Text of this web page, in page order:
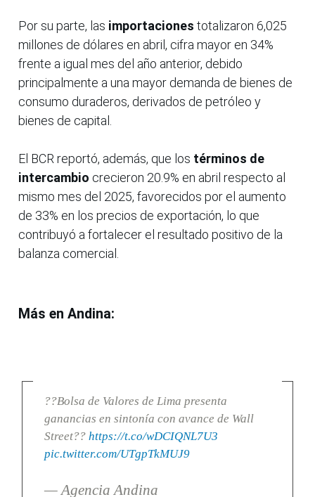
Por su parte, las importaciones totalizaron 6,025
millones de dólares en abril, cifra mayor en 34%
frente a igual mes del año anterior, debido
principalmente a una mayor demanda de bienes de
consumo duraderos, derivados de petróleo y
bienes de capital.
El BCR reportó, además, que los términos de
intercambio crecieron 20.9% en abril respecto al
mismo mes del 2025, favorecidos por el aumento
de 33% en los precios de exportación, lo que
contribuyó a fortalecer el resultado positivo de la
balanza comercial.
Más en Andina:
??Bolsa de Valores de Lima presenta
ganancias en sintonía con avance de Wall
Street?? https://t.co/wDCIQNL7U3
pic.twitter.com/UTgpTkMUJ9
— Agencia Andina